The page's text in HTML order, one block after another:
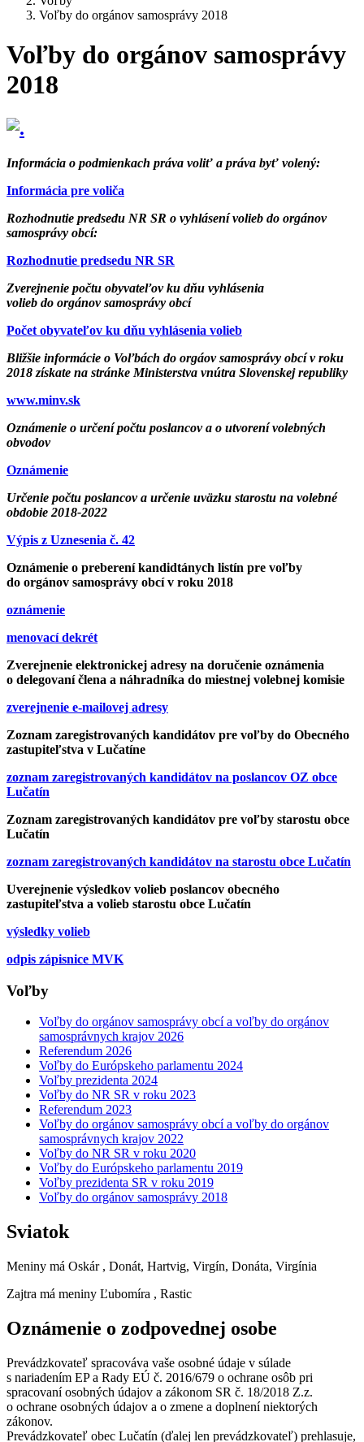
Voľby do orgánov samosprávy 2018
Voľby do orgánov samosprávy
2018
Informácia o podmienkach práva voliť a práva byť volený:
Informácia pre voliča
Rozhodnutie predsedu NR SR o vyhlásení volieb do orgánov
samosprávy obcí:
Rozhodnutie predsedu NR SR
Zverejnenie počtu obyvateľov ku dňu vyhlásenia
volieb do orgánov samosprávy obcí
Počet obyvateľov ku dňu vyhlásenia volieb
Bližšie informácie o Voľbách do orgáov samosprávy obcí v roku
2018 získate na stránke Ministerstva vnútra Slovenskej republiky
www.minv.sk
Oznámenie o určení počtu poslancov a o utvorení volebných
obvodov
Oznámenie
Určenie počtu poslancov a určenie uväzku starostu na volebné
obdobie 2018-2022
Výpis z Uznesenia č. 42
Oznámenie o preberení kandidtánych listín pre voľby
do orgánov samosprávy obcí v roku 2018
oznámenie
menovací dekrét
Zverejnenie elektronickej adresy na doručenie oznámenia
o delegovaní člena a náhradníka do miestnej volebnej komisie
zverejnenie e-mailovej adresy
Zoznam zaregistrovaných kandidátov pre voľby do Obecného
zastupiteľstva v Lučatíne
zoznam zaregistrovaných kandidátov na poslancov OZ obce
Lučatín
Zoznam zaregistrovaných kandidátov pre voľby starostu obce
Lučatín
zoznam zaregistrovaných kandidátov na starostu obce Lučatín
Uverejnenie výsledkov volieb poslancov obecného
zastupiteľstva a volieb starostu obce Lučatín
výsledky volieb
odpis zápisnice MVK
Voľby
Voľby do orgánov samosprávy obcí a voľby do orgánov
samosprávnych krajov 2026
Referendum 2026
Voľby do Európskeho parlamentu 2024
Voľby prezidenta 2024
Voľby do NR SR v roku 2023
Referendum 2023
Voľby do orgánov samosprávy obcí a voľby do orgánov
samosprávnych krajov 2022
Voľby do NR SR v roku 2020
Voľby do Európskeho parlamentu 2019
Voľby prezidenta SR v roku 2019
Voľby do orgánov samosprávy 2018
Sviatok
Meniny má Oskár , Donát, Hartvig, Virgín, Donáta, Virgínia
Zajtra má meniny Ľubomíra , Rastic
Oznámenie o zodpovednej osobe
Prevádzkovateľ spracováva vaše osobné údaje v súlade
s nariadením EP a Rady EÚ č. 2016/679 o ochrane osôb pri
spracovaní osobných údajov a zákonom SR č. 18/2018 Z.z.
o ochrane osobných údajov a o zmene a doplnení niektorých
zákonov.
Prevádzkovateľ obec Lučatín (ďalej len prevádzkovateľ) prehlasuje,